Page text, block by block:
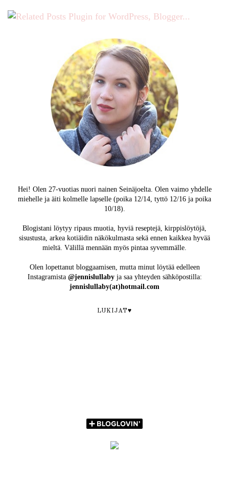
Hei! Olen 27-vuotias nuori nainen Seinäjoelta. Olen vaimo yhdelle
miehelle ja äiti kolmelle lapselle (poika 12/14, tyttö 12/16 ja poika
10/18).
Blogistani löytyy ripaus muotia, hyviä reseptejä, kirppislöytöjä,
sisustusta, arkea kotiäidin näkökulmasta sekä ennen kaikkea hyvää
mieltä. Välillä mennään myös pintaa syvemmälle.
Olen lopettanut bloggaamisen, mutta minut löytää edelleen
Instagramista @jennislullabyja saa yhteyden sähköpostilla:
jennislullaby(at)hotmail.com
LUKIJAT♥